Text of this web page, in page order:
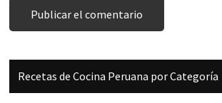
Barra
lateral
Recetas de Cocina Peruana por Categoría